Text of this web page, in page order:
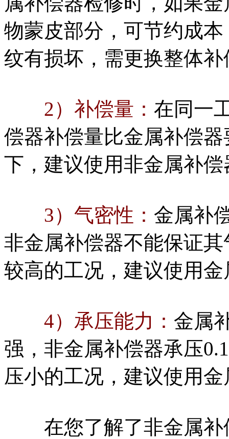
物蒙皮部分，可节约成
纹有损坏，需更换整体补
2）补偿量： 在同一
偿器补偿量比金属补偿
下，建议使用非金属补偿
3）气密性： 金属补
非金属补偿器不能保证
较高的工况，建议使用
4）承压能力： 金属
强，非金属补偿器承压
压小的工况，建议使用
在您了解了非金属补